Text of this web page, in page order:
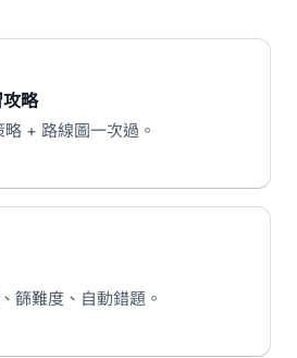
略
+ 路線圖一次過。
篩難度、自動錯題。